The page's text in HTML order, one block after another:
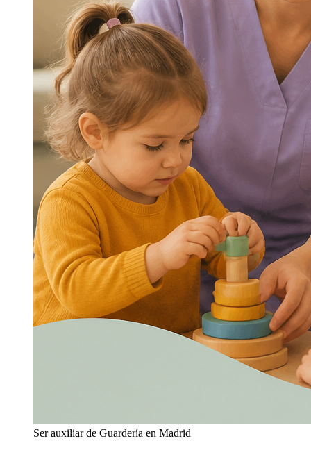
Ser auxiliar de Guardería en Madrid